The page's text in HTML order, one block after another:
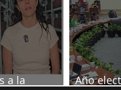
a la
Año